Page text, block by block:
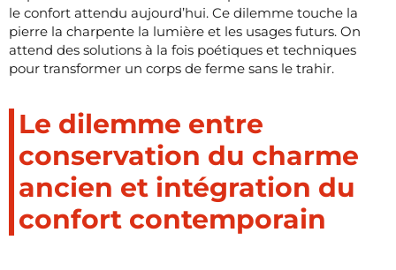
le confort attendu aujourd’hui. Ce dilemme touche la
pierre la charpente la lumière et les usages futurs. On
attend des solutions à la fois poétiques et techniques
pour transformer un corps de ferme sans le trahir.
Le dilemme entre
conservation du charme
ancien et intégration du
confort contemporain